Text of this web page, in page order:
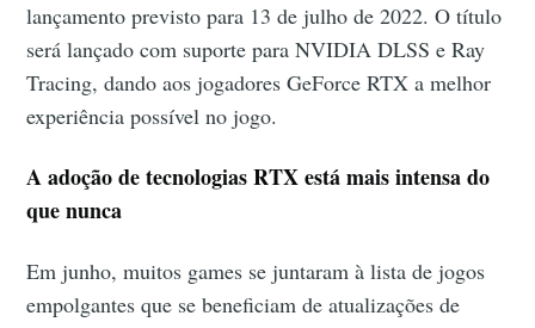
lançamento previsto para 13 de julho de 2022. O título
será lançado com suporte para NVIDIA DLSS e Ray
Tracing, dando aos jogadores GeForce RTX a melhor
experiência possível no jogo.
A adoção de tecnologias RTX está mais intensa do
que nunca
Em junho, muitos games se juntaram à lista de jogos
empolgantes que se beneficiam de atualizações de